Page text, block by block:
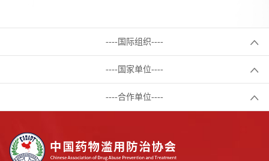
----国际组织----
----国家单位----
----合作单位----